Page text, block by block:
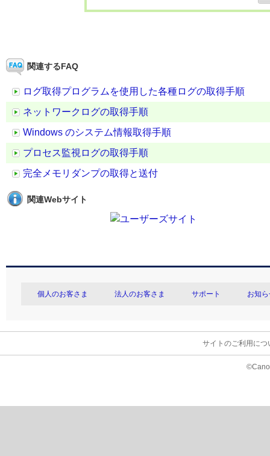
関連するFAQ
ログ取得プログラムを使用した各種ログの取得手順
ネットワークログの取得手順
Windows のシステム情報取得手順
プロセス監視ログの取得手順
完全メモリダンプの取得と送付
関連Webサイト
個人のお客さま 法人のお客さま サポート お知
サイトのご利用につ